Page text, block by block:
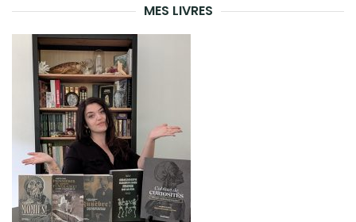
MES LIVRES